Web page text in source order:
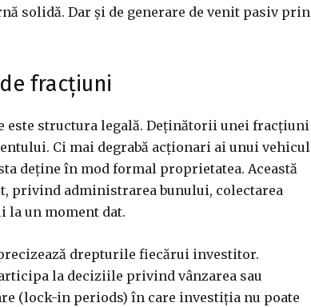
solidă. Dar și de generare de venit pasiv prin
fracțiuni
structura legală. Deținătorii unei fracțiuni
Ci mai degrabă acționari ai unui vehicul
deține în mod formal proprietatea. Această
privind administrarea bunului, colectarea
un moment dat.
drepturile fiecărui investitor.
la deciziile privind vânzarea sau
(lock-in periods) în care investiția nu poate